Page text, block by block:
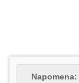
Napomena: